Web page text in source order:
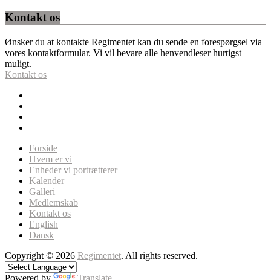
Kontakt os
Ønsker du at kontakte Regimentet kan du sende en forespørgsel via
vores kontaktformular. Vi vil bevare alle henvendleser hurtigst
muligt.
Kontakt os
Forside
Hvem er vi
Enheder vi portrætterer
Kalender
Galleri
Medlemskab
Kontakt os
English
Dansk
Copyright © 2026 Regimentet. All rights reserved.
Powered by Translate